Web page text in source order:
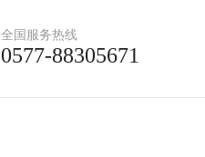
全国服务热线
0577-88305671